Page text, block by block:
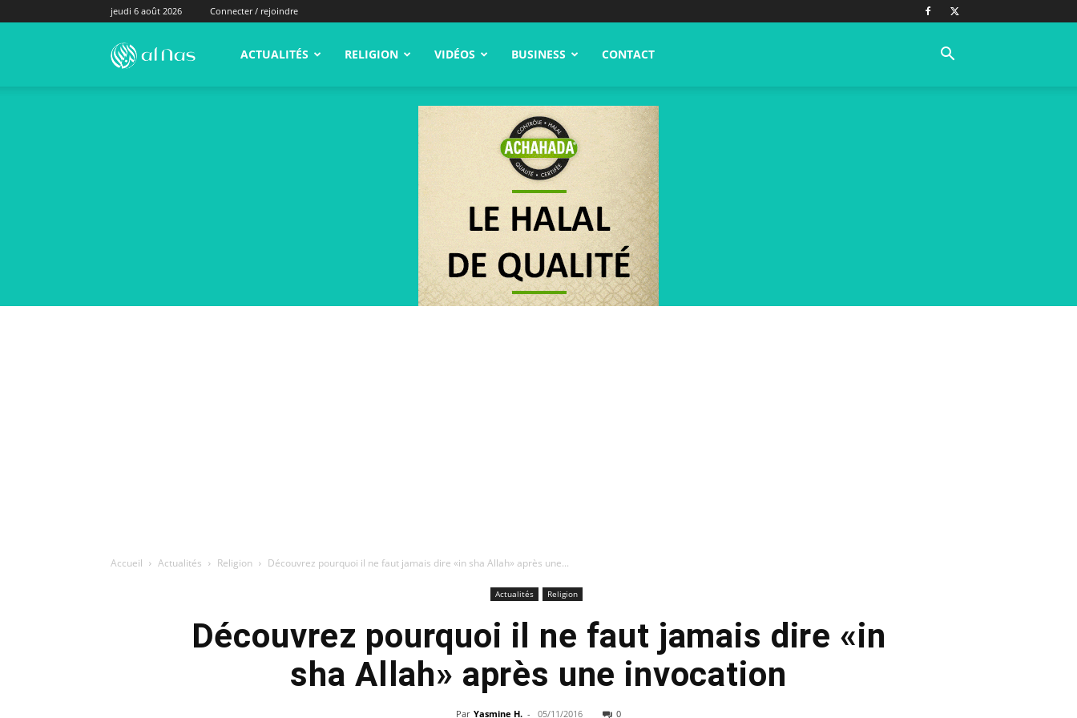
jeudi 6 août 2026 Connecter / rejoindre
alNas.fr ACTUALITÉS RELIGION VIDÉOS BUSINESS CONTACT
Accueil Actualités Religion Découvrez pourquoi il ne faut jamais dire «in sha Allah» après une...
Actualités Religion
Découvrez pourquoi il ne faut jamais dire «in
sha Allah» après une invocation
Par Yasmine H. - 05/11/2016 0